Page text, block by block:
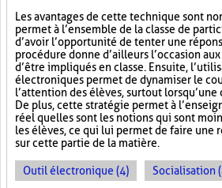
Les avantages de cette technique sont
permet à l’ensemble de la classe de
d’avoir l’opportunité de tenter une
procédure donne d’ailleurs l’occasion
d’être impliqués en classe. Ensuite,
électroniques permet de dynamiser le
l’attention des élèves, surtout
De plus, cette stratégie permet à
réel quelles sont les notions qui sont
les élèves, ce qui lui permet de faire une
sur cette partie de la matière.
Outil électronique (4) Socialisation